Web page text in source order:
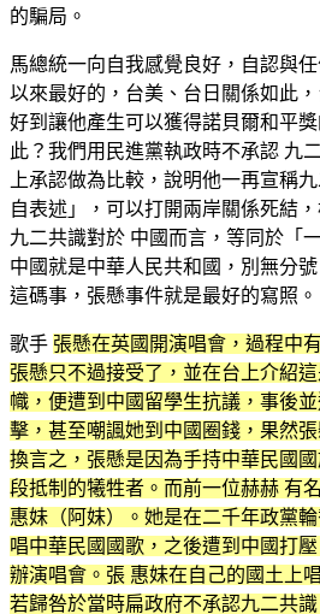
的騙局。
馬總統一向自我感覺良好，自認與
以來最好的，台美、台日關係如此
好到讓他產生可以獲得諾貝爾和平
此？我們用民進黨執政時不承認 九
上承認做為比較，說明他一再宣稱
自表述」，可以打開兩岸關係死結
九二共識對於 中國而言，等同於「
中國就是中華人民共和國，別無分
這碼事，張懸事件就是最好的寫照。
歌手 張懸在英國開演唱會，過程中
張懸只不過接受了，並在台上介紹
幟，便遭到中國留學生抗議，事後
擊，甚至嘲諷她到中國圈錢，果然
換言之，張懸是因為手持中華民國
段抵制的犧牲者。而前一位赫赫 有
惠妹（阿妹）。她是在二千年政黨
唱中華民國國歌，之後遭到中國打
辦演唱會。張 惠妹在自己的國土上
若歸咎於當時扁政府不承認九二共